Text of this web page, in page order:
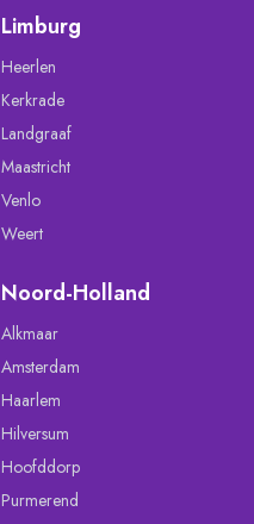
Limburg
Heerlen
Kerkrade
Landgraaf
Maastricht
Venlo
Weert
Noord-Holland
Alkmaar
Amsterdam
Haarlem
Hilversum
Hoofddorp
Purmerend